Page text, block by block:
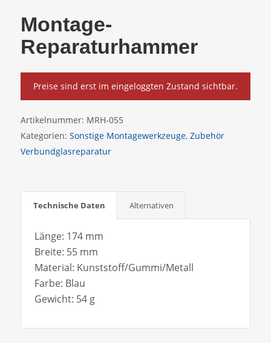
Montage-
Reparaturhammer
Preise sind erst im eingeloggten Zustand sichtbar.
Artikelnummer: MRH-055
Kategorien: Sonstige Montagewerkzeuge, Zubehör
Verbundglasreparatur
Technische Daten Alternativen
Länge: 174 mm
Breite: 55 mm
Material: Kunststoff/Gummi/Metall
Farbe: Blau
Gewicht: 54 g